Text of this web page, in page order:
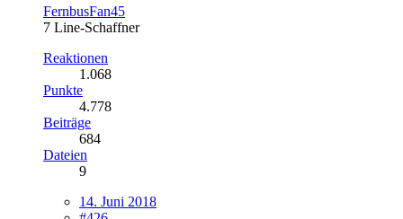
FernbusFan45
7 Line-Schaffner
Reaktionen
1.068
Punkte
4.778
Beiträge
684
Dateien
9
14. Juni 2018